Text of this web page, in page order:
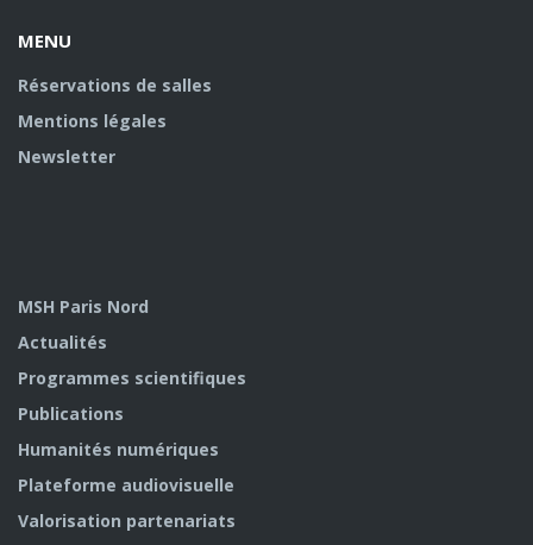
MENU
Réservations de salles
Mentions légales
Newsletter
MSH Paris Nord
Actualités
Programmes scientifiques
Publications
Humanités numériques
Plateforme audiovisuelle
Valorisation partenariats